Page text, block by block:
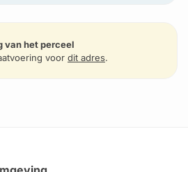
van het perceel
voor dit adres.